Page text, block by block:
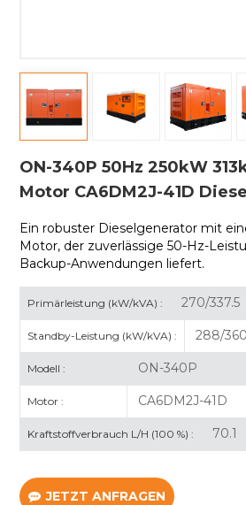
ON-340P 50Hz 250kW
Motor CA6DM2J-41D
Ein robuster Dieselgenerator mit
Motor, der zuverlässige 50-Hz-
Backup-Anwendungen liefert.
Primärleistung (kW/kVA) : 270/337.5
Standby-Leistung (kW/kVA) : 288/360
Modell : ON-340P
Motor : CA6DM2J-41D
Kraftstoffverbrauch L/H (100 %) : 70.1
JETZT ANFRAGEN